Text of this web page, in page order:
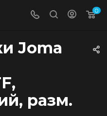
0
Joma
разм.